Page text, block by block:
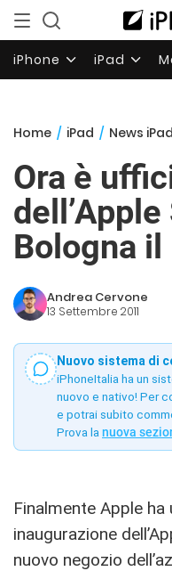
iPhone iPad
Home / iPad / News iPad
Ora è
Bologna
Andrea Cervone
13 Settembre 2011
Nuovo sistema di
iPhoneItalia ha un
nuovo e nativo! Per
e potrai subito
Prova la nuova
Finalmente Apple
inaugurazione
nuovo negozio